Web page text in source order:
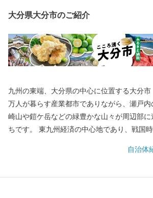
大分県大分市のご紹介
九州の東端、大分県の中心に位置する大分
万人が暮らす産業都市でありながら、瀬戸
崎山や鎧ケ岳などの緑豊かな山々が周辺部に
ちです。 東九州経済の中心地であり、戦国
発祥都市として繁栄し、高度成長期以降は工
自治体